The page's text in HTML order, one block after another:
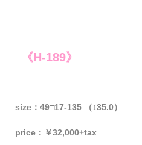
《H-189》
size：49□17-135 （↕35.0）
price：￥32,000+tax